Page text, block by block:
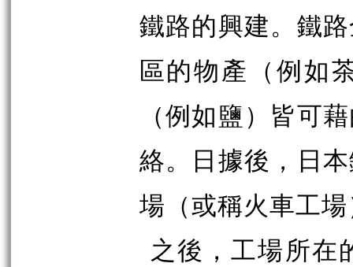
鐵路的興建。鐵
區的物產（例如
（例如鹽）皆可
絡。日據後，日
場（或稱火車工
之後，工場所在